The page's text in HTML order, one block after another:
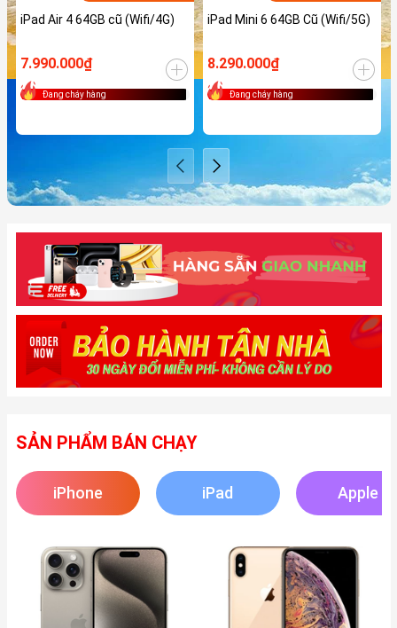
iPad Air 4 64GB cũ (Wifi/4G)
7.990.000₫
Đang cháy hàng
iPad Mini 6 64GB Cũ (Wifi/5G)
8.290.000₫
Đang cháy hàng
SẢN PHẨM BÁN CHẠY
iPhone iPad Apple